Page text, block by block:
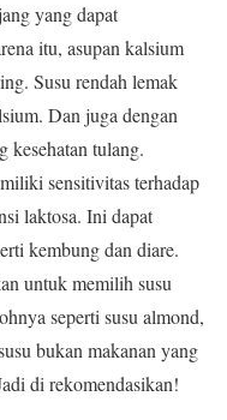
yang dapat
itu, asupan kalsium
Susu rendah lemak
Dan juga dengan
kesehatan tulang.
sensitivitas terhadap
laktosa. Ini dapat
kembung dan diare.
untuk memilih susu
seperti susu almond,
bukan makanan yang
di rekomendasikan!